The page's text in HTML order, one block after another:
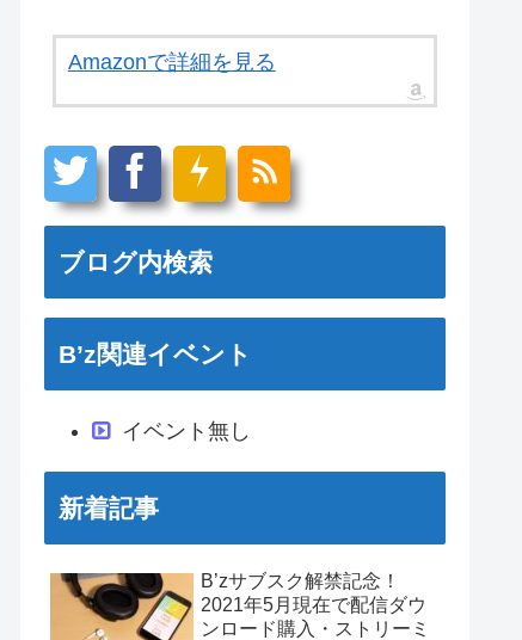
Amazonで詳細を見る
ブログ内検索
B’z関連イベント
イベント無し
新着記事
B’zサブスク解禁記念！
2021年5月現在で配信ダウ
ンロード購入・ストリーミ